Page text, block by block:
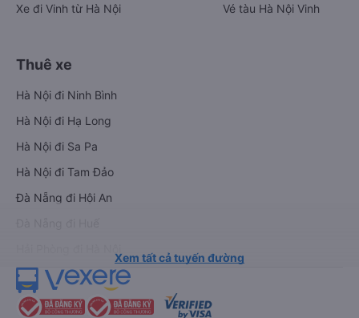
Xe đi Vinh từ Hà Nội
Vé tàu Hà Nội Vinh
Thuê xe
Hà Nội đi Ninh Bình
Hà Nội đi Hạ Long
Hà Nội đi Sa Pa
Hà Nội đi Tam Đảo
Đà Nẵng đi Hội An
Xem tất cả tuyến đường